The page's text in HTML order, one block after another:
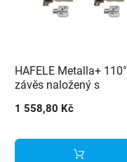
HAFELE Metalla+ 110°
závěs naložený s
1 558,80 Kč